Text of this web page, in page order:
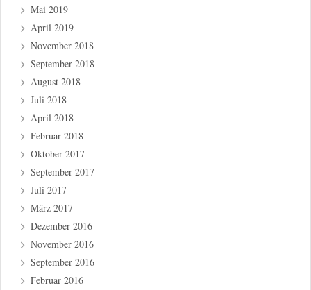
Mai 2019
April 2019
November 2018
September 2018
August 2018
Juli 2018
April 2018
Februar 2018
Oktober 2017
September 2017
Juli 2017
März 2017
Dezember 2016
November 2016
September 2016
Februar 2016